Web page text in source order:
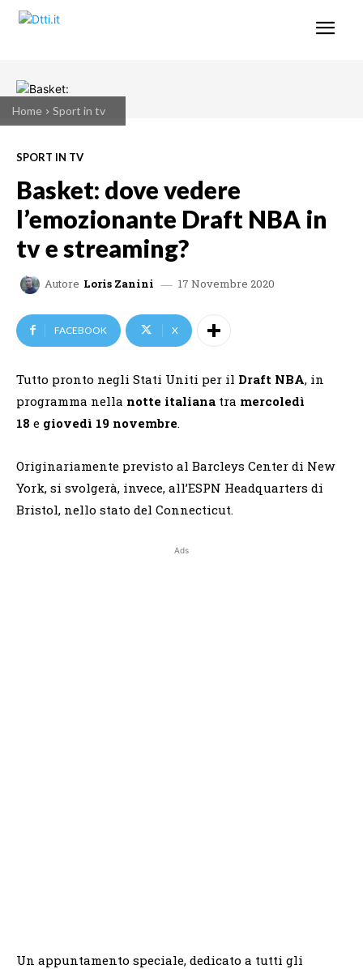
Home Sport in tv
SPORT IN TV
Basket: dove vedere
l’emozionante Draft NBA in
tv e streaming?
Autore Loris Zanini 17 Novembre 2020
FACEBOOK X
Tutto pronto negli Stati Uniti per il Draft NBA, in
programma nella notte italiana tra mercoledì
18 e giovedì 19 novembre.
Originariamente previsto al Barcleys Center di New
York, si svolgerà, invece, all’ESPN Headquarters di
Bristol, nello stato del Connecticut.
Ads
Un appuntamento speciale, dedicato a tutti gli